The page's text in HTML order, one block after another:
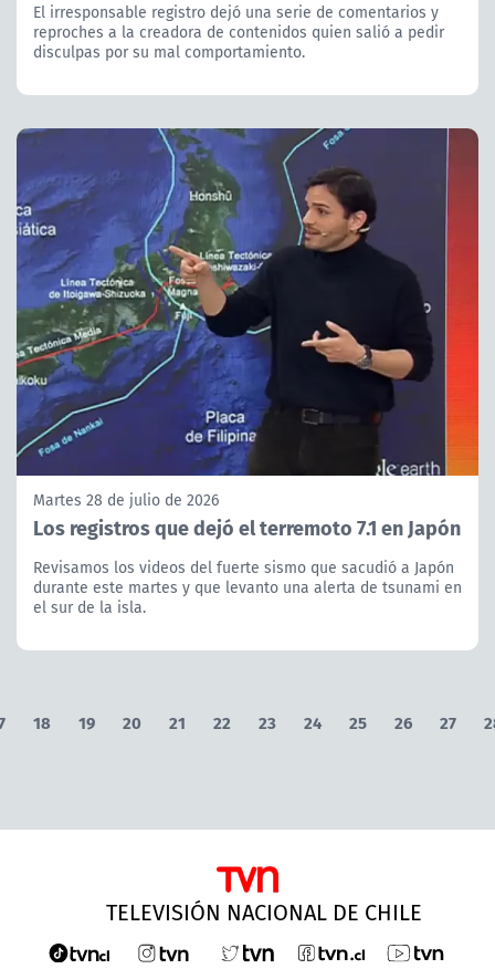
El irresponsable registro dejó una serie de comentarios y
reproches a la creadora de contenidos quien salió a pedir
disculpas por su mal comportamiento.
Martes 28 de julio de 2026
Los registros que dejó el terremoto 7.1 en Japón
Revisamos los videos del fuerte sismo que sacudió a Japón
durante este martes y que levanto una alerta de tsunami en
el sur de la isla.
18 19 20 21 22 23 24 25 26 27
TELEVISIÓN NACIONAL DE CHILE